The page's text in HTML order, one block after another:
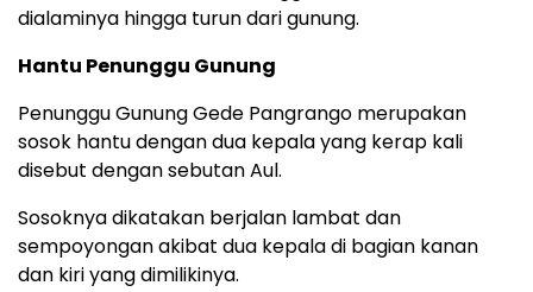
dialaminya hingga turun dari gunung.
Hantu Penunggu Gunung
Penunggu Gunung Gede Pangrango merupakan
sosok hantu dengan dua kepala yang kerap kali
disebut dengan sebutan Aul.
Sosoknya dikatakan berjalan lambat dan
sempoyongan akibat dua kepala di bagian kanan
dan kiri yang dimilikinya.